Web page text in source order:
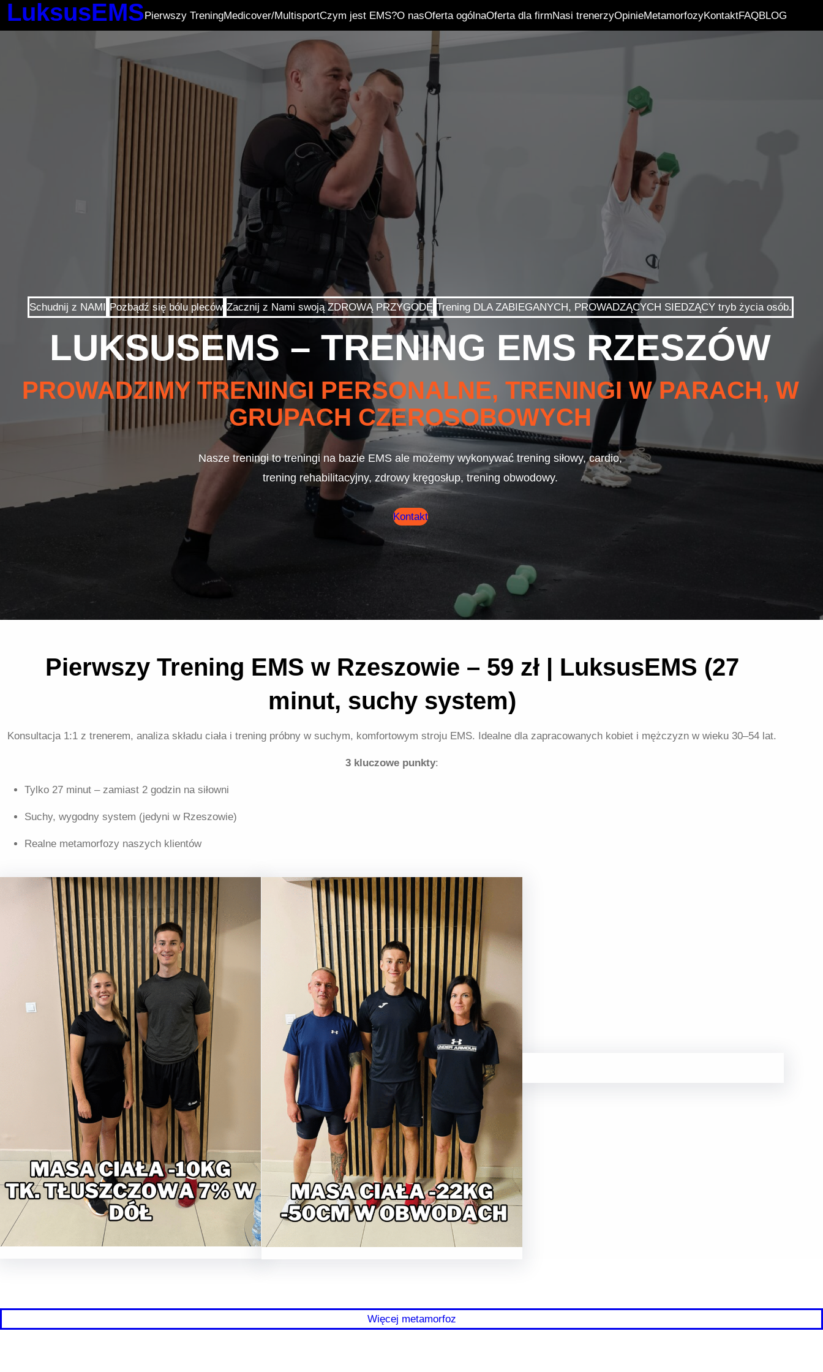
LuksusEMSPierwszy TreningMedicover/MultisportCzym jest EMS?O nasOferta ogólnaOferta dla firmNasi trenerzyOpinieMetamorfozyKontaktFAQBLOG
Schudnij z NAMI Pozbądź się bólu pleców Zacznij z Nami swoją ZDROWĄ PRZYGODĘ Trening DLA ZABIEGANYCH, PROWADZĄCYCH SIEDZĄCY tryb życia osób.
LUKSUSEMS – TRENING EMS RZESZÓW
PROWADZIMY TRENINGI PERSONALNE, TRENINGI W PARACH, W
GRUPACH CZEROSOBOWYCH
Nasze treningi to treningi na bazie EMS ale możemy wykonywać trening siłowy, cardio,
trening rehabilitacyjny, zdrowy kręgosłup, trening obwodowy.
Kontakt
Pierwszy Trening EMS w Rzeszowie – 59 zł | LuksusEMS (27
minut, suchy system)
Konsultacja 1:1 z trenerem, analiza składu ciała i trening próbny w suchym, komfortowym stroju EMS. Idealne dla zapracowanych kobiet i mężczyzn w wieku 30–54 lat.
3 kluczowe punkty:
Tylko 27 minut – zamiast 2 godzin na siłowni
Suchy, wygodny system (jedyni w Rzeszowie)
Realne metamorfozy naszych klientów
Więcej metamorfoz